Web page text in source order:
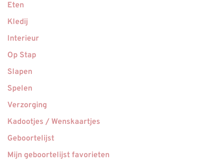
Eten
Kledij
Interieur
Op Stap
Slapen
Spelen
Verzorging
Kadootjes / Wenskaartjes
Geboortelijst
Mijn geboortelijst favorieten